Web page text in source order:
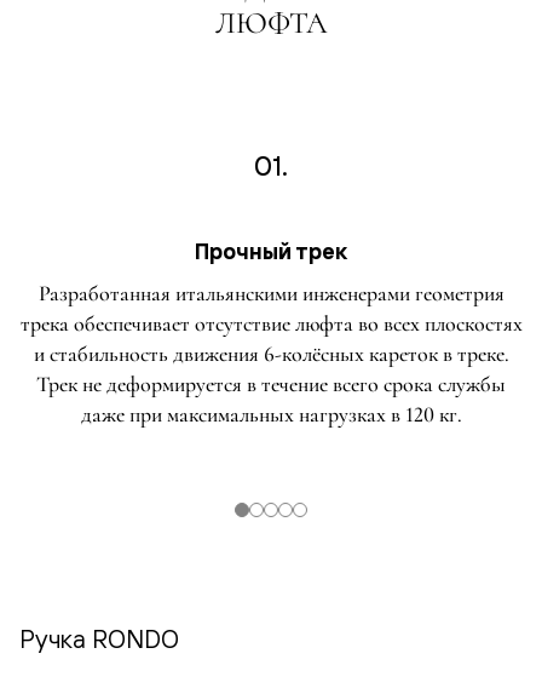
ЛЮФТА
01.
Прочный трек
Разработанная итальянскими инженерами геометрия
трека обеспечивает отсутствие люфта во всех плоскостях
и стабильность движения 6-колёсных кареток в треке.
Трек не деформируется в течение всего срока службы
даже при максимальных нагрузках в 120 кг.
Ручка RONDO